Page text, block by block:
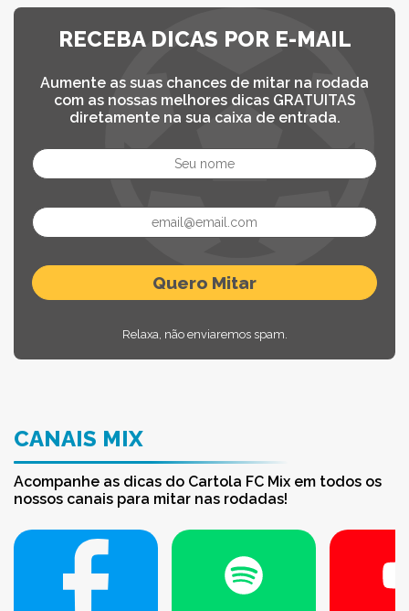
RECEBA DICAS POR E-MAIL
Aumente as suas chances de mitar na rodada
com as nossas melhores dicas GRATUITAS
diretamente na sua caixa de entrada.
Relaxa, não enviaremos spam.
CANAIS MIX
Acompanhe as dicas do Cartola FC Mix em todos os
nossos canais para mitar nas rodadas!